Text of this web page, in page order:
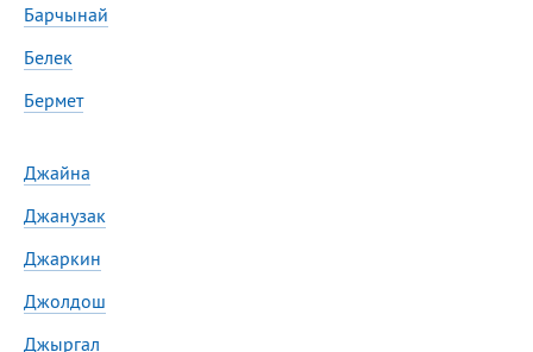
Барчынай
Белек
Бермет
Джайна
Джанузак
Джаркин
Джолдош
Джыргал